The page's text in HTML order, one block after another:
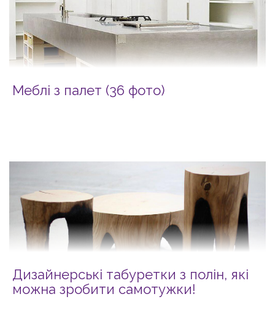
Меблі з палет (36 фото)
Дизайнерські табуретки з полін, які
можна зробити самотужки!